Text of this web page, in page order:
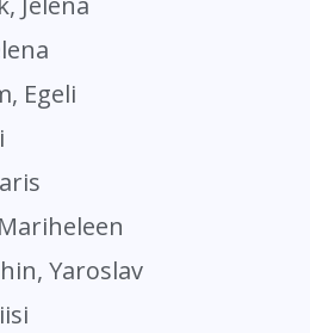
Egeli
Yaroslav